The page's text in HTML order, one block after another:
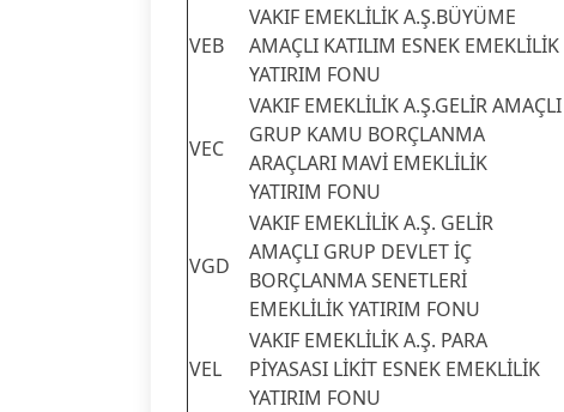
VEB
VAKIF EMEKLİLİK A.Ş.BÜYÜME
AMAÇLI KATILIM ESNEK EMEKLİLİK
YATIRIM FONU
VEC
VAKIF EMEKLİLİK A.Ş.GELİR AMAÇLI
GRUP KAMU BORÇLANMA
ARAÇLARI MAVİ EMEKLİLİK
YATIRIM FONU
VGD
VAKIF EMEKLİLİK A.Ş. GELİR
AMAÇLI GRUP DEVLET İÇ
BORÇLANMA SENETLERİ
EMEKLİLİK YATIRIM FONU
VEL
VAKIF EMEKLİLİK A.Ş. PARA
PİYASASI LİKİT ESNEK EMEKLİLİK
YATIRIM FONU